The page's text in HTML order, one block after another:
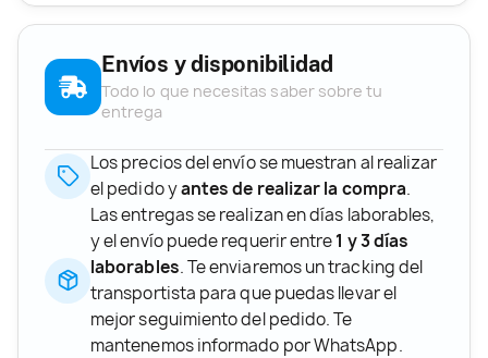
Envíos y disponibilidad
Todo lo que necesitas saber sobre tu
entrega
Los precios del envío se muestran al realizar
el pedido yantes de realizar la compra.
Las entregas se realizan en días laborables,
y el envío puede requerir entre1 y 3 días
laborables. Te enviaremos un tracking del
transportista para que puedas llevar el
mejor seguimiento del pedido. Te
mantenemos informado por WhatsApp.